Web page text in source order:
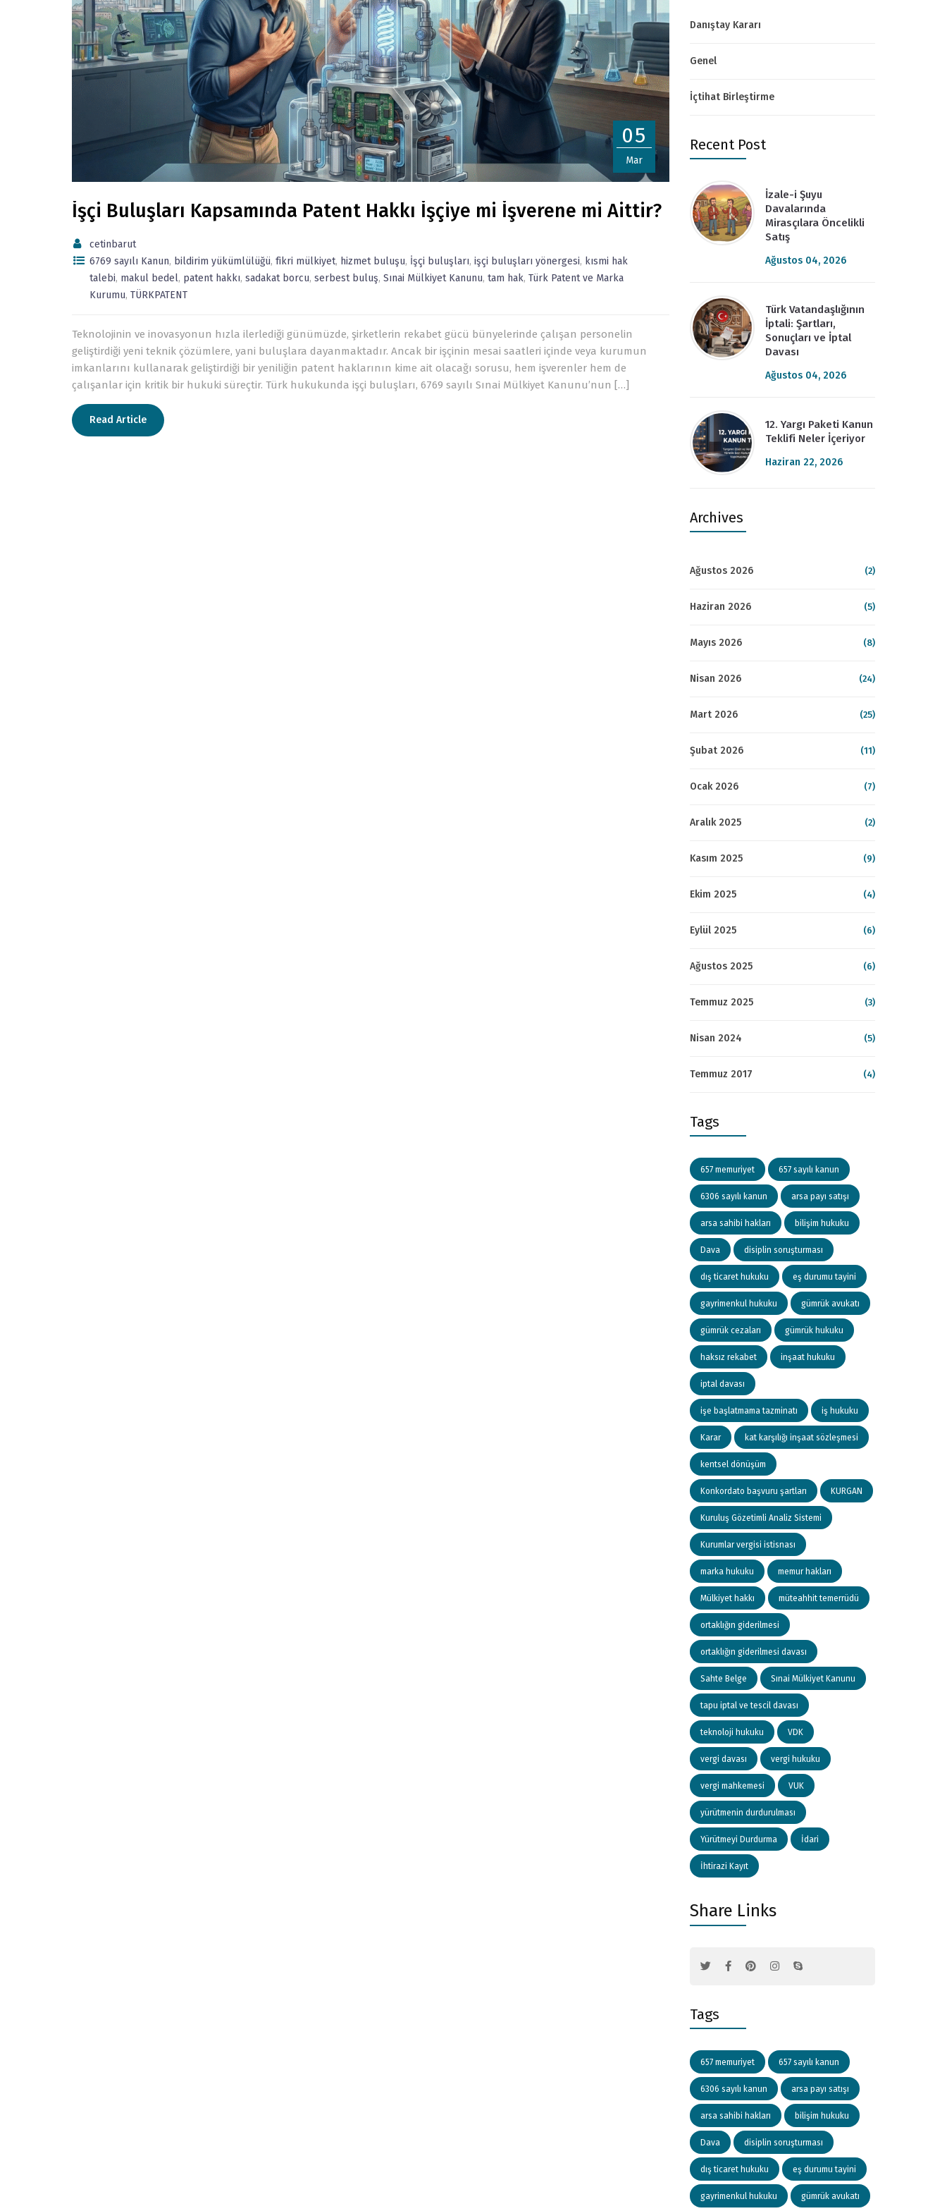
05
Mar
İşçi Buluşları Kapsamında Patent Hakkı İşçiye mi İşverene mi Aittir?
cetinbarut
6769 sayılı Kanun, bildirim yükümlülüğü, fikri mülkiyet, hizmet buluşu, İşçi buluşları, işçi buluşları yönergesi, kısmi hak
talebi, makul bedel, patent hakkı, sadakat borcu, serbest buluş, Sınai Mülkiyet Kanunu, tam hak, Türk Patent ve Marka
Kurumu, TÜRKPATENT
Teknolojinin ve inovasyonun hızla ilerlediği günümüzde, şirketlerin rekabet gücü bünyelerinde çalışan personelin
geliştirdiği yeni teknik çözümlere, yani buluşlara dayanmaktadır. Ancak bir işçinin mesai saatleri içinde veya kurumun
imkanlarını kullanarak geliştirdiği bir yeniliğin patent haklarının kime ait olacağı sorusu, hem işverenler hem de
çalışanlar için kritik bir hukuki süreçtir. Türk hukukunda işçi buluşları, 6769 sayılı Sınai Mülkiyet Kanunu’nun […]
Read Article
Danıştay Kararı
Genel
İçtihat Birleştirme
Recent Post
İzale-i Şuyu
Davalarında
Mirasçılara Öncelikli
Satış
Ağustos 04, 2026
Türk Vatandaşlığının
İptali: Şartları,
Sonuçları ve İptal
Davası
Ağustos 04, 2026
12. Yargı Paketi Kanun
Teklifi Neler İçeriyor
Haziran 22, 2026
Archives
Ağustos 2026 (2)
Haziran 2026 (5)
Mayıs 2026 (8)
Nisan 2026 (24)
Mart 2026 (25)
Şubat 2026 (11)
Ocak 2026 (7)
Aralık 2025 (2)
Kasım 2025 (9)
Ekim 2025 (4)
Eylül 2025 (6)
Ağustos 2025 (6)
Temmuz 2025 (3)
Nisan 2024 (5)
Temmuz 2017 (4)
Tags
657 memuriyet 657 sayılı kanun
6306 sayılı kanun arsa payı satışı
arsa sahibi hakları bilişim hukuku
Dava disiplin soruşturması
dış ticaret hukuku eş durumu tayini
gayrimenkul hukuku gümrük avukatı
gümrük cezaları gümrük hukuku
haksız rekabet inşaat hukuku
iptal davası
işe başlatmama tazminatı iş hukuku
Karar kat karşılığı inşaat sözleşmesi
kentsel dönüşüm
Konkordato başvuru şartları KURGAN
Kuruluş Gözetimli Analiz Sistemi
Kurumlar vergisi istisnası
marka hukuku memur hakları
Mülkiyet hakkı müteahhit temerrüdü
ortaklığın giderilmesi
ortaklığın giderilmesi davası
Sahte Belge Sınai Mülkiyet Kanunu
tapu iptal ve tescil davası
teknoloji hukuku VDK
vergi davası vergi hukuku
vergi mahkemesi VUK
yürütmenin durdurulması
Yürütmeyi Durdurma İdari
İhtirazi Kayıt
Share Links
Tags
657 memuriyet 657 sayılı kanun
6306 sayılı kanun arsa payı satışı
arsa sahibi hakları bilişim hukuku
Dava disiplin soruşturması
dış ticaret hukuku eş durumu tayini
gayrimenkul hukuku gümrük avukatı